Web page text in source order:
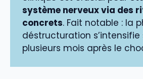
système nerveux via des
concrets. Fait notable : la
déstructuration s’intensifie
plusieurs mois après le